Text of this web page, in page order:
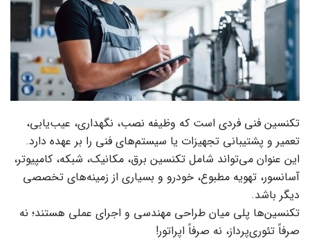
تکنسین فنی فردی است که وظیفه نصب، نگهداری، عیب‌یابی،
تعمیر و پشتیبانی تجهیزات یا سیستم‌های فنی را بر عهده دارد.
این عنوان می‌تواند شامل تکنسین برق، مکانیک، شبکه، کامپیوتر،
آسانسور، تهویه مطبوع، خودرو و بسیاری از زمینه‌های تخصصی
دیگر باشد.
تکنسین‌ها پلی میان طراحی مهندسی و اجرای عملی هستند؛ نه
صرفاً تئوری‌پرداز، نه صرفاً اپراتور!